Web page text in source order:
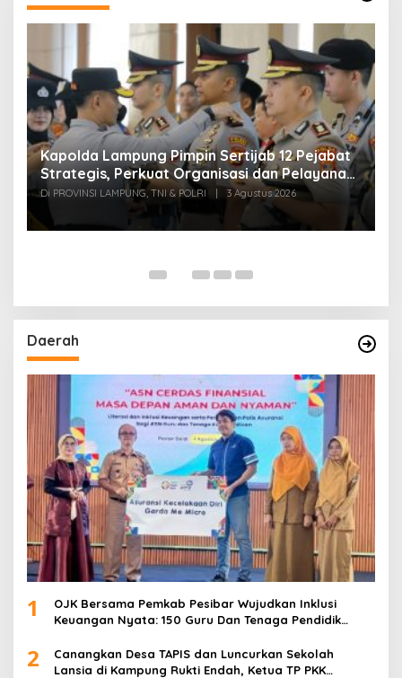
Kapolda Lampung Pimpin Sertijab 12 Pejabat
Strategis, Perkuat Organisasi dan Pelayanan
Polri Presisi
Di PROVINSI LAMPUNG, TNI & POLRI | 3 Agustus 2026
Daerah
1
OJK Bersama Pemkab Pesibar Wujudkan Inklusi
Keuangan Nyata: 150 Guru Dan Tenaga Pendidik
2
Canangkan Desa TAPIS dan Luncurkan Sekolah
Lansia di Kampung Rukti Endah, Ketua TP PKK